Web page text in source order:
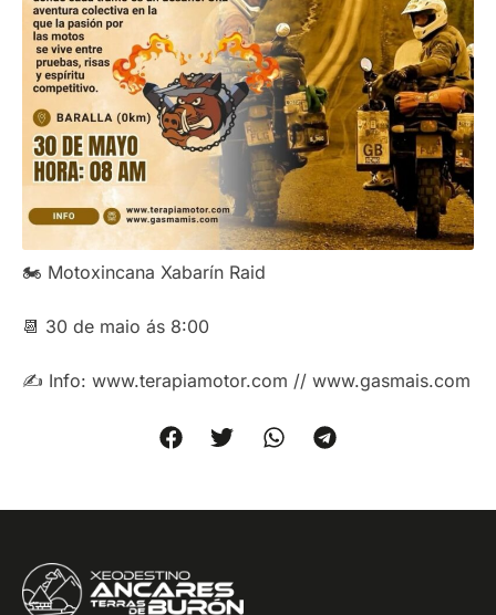
🏍️ Motoxincana Xabarín Raid
📆 30 de maio ás 8:00
✍️ Info: www.terapiamotor.com // www.gasmais.com